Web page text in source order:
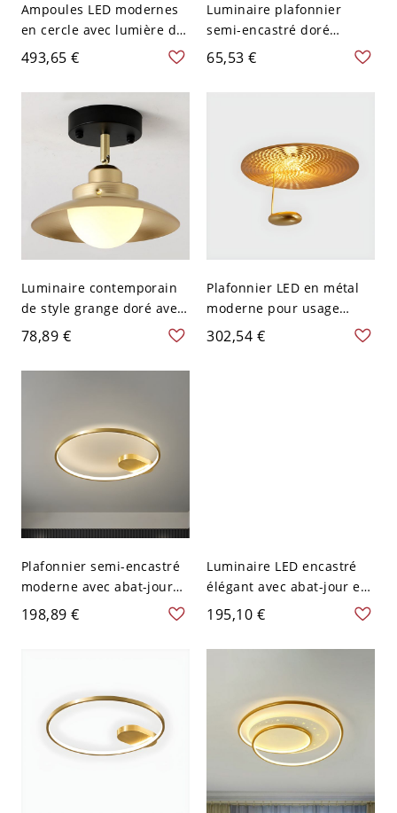
Ampoules LED modernes
en cercle avec lumière de
plafond encastrée en
métal et abat-jour en
acrylique - Or Rose 110 V-
120 V 20,32 cm
493,65 €
Luminaire plafonnier
semi-encastré doré
géométrique avec abat-
jour en fer doré vers le
65,53 €
Luminaire contemporain
de style grange doré avec
abat-jour en verre orienté
vers le haut pour les
maisons modernes - 110
78,89 €
Plafonnier LED en métal
moderne pour usage
résidentiel en forme de
cercle de 24 pouces - Or
302,54 €
Plafonnier semi-encastré
moderne avec abat-jour
en aluminium et ampoule
LED dorée - 110 V-120 V
198,89 €
Luminaire LED encastré
élégant avec abat-jour en
acrylique pour une
utilisation résidentielle
moderne - Cuivré 110 V-
195,10 €